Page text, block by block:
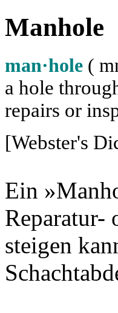
Manhole
man·hole ( m
a hole
repairs or
[Webster's
Ein
Reparatur-
steigen